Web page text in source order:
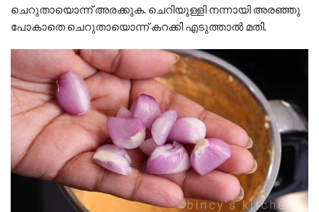
ചെറുതായൊന്ന് അരക്കുക. ചെറിയുള്ളി നന്നായി അരഞ്ഞു
പോകാതെ ചെറുതായൊന്ന് കറക്കി എടുത്താൽ മതി.